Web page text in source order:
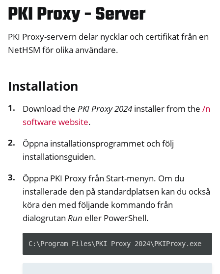
PKI Proxy - Server
PKI Proxy-servern delar nycklar och certifikat från en
NetHSM för olika användare.
Installation
Download the PKI Proxy 2024 installer from the /n
software website.
Öppna installationsprogrammet och följ
installationsguiden.
Öppna PKI Proxy från Start-menyn. Om du
installerade den på standardplatsen kan du också
köra den med följande kommando från
dialogrutan Run eller PowerShell.
C:\Program Files\PKI Proxy 2024\PKIProxy.exe